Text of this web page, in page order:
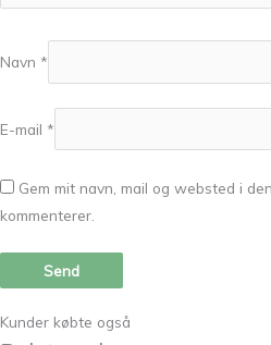
Navn *
E-mail *
Gem mit navn, mail og websted i
kommenterer.
Kunder købte også